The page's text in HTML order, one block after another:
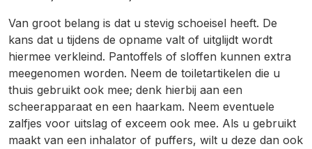
Van groot belang is dat u stevig schoeisel heeft. De
kans dat u tijdens de opname valt of uitglijdt wordt
hiermee verkleind. Pantoffels of sloffen kunnen extra
meegenomen worden. Neem de toiletartikelen die u
thuis gebruikt ook mee; denk hierbij aan een
scheerapparaat en een haarkam. Neem eventuele
zalfjes voor uitslag of exceem ook mee. Als u gebruikt
maakt van een inhalator of puffers, wilt u deze dan ook